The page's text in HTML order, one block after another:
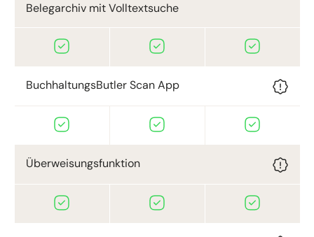
Belegarchiv mit Volltextsuche
BuchhaltungsButler Scan App
Überweisungsfunktion